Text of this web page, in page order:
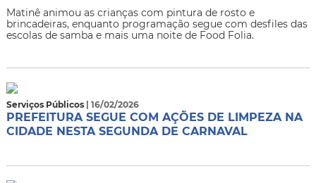
Matinê animou as crianças com pintura de rosto e
brincadeiras, enquanto programação segue com desfiles das
escolas de samba e mais uma noite de Food Folia.
Serviços Públicos | 16/02/2026
PREFEITURA SEGUE COM AÇÕES DE LIMPEZA NA
CIDADE NESTA SEGUNDA DE CARNAVAL